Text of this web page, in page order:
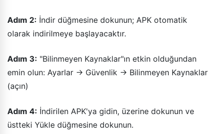
Adım 2: İndir düğmesine dokunun; APK otomatik
olarak indirilmeye başlayacaktır.
Adım 3: "Bilinmeyen Kaynaklar"ın etkin olduğundan
emin olun: Ayarlar → Güvenlik → Bilinmeyen Kaynaklar
(açın)
Adım 4: İndirilen APK'ya gidin, üzerine dokunun ve
üstteki Yükle düğmesine dokunun.